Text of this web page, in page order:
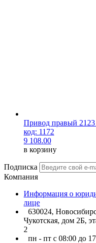
Привод правый
код: 1172
9 108.00
в корзину
Подписка
Компания
Информация о
лице
630024,
Чукотская, дом 2Б,
2
пн - пт с 08:00 до